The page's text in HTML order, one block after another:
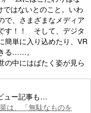
ではないとのこと。いわ
で、さまざまなメディア
す！！ そして、デジタ
簡単に入り込めたり、VR
る……。
の中にはばたく姿が見ら
ュー記事も…
は、「無駄なものを